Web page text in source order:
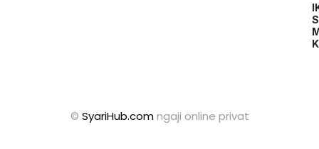
© SyariHub.comngaji online privat